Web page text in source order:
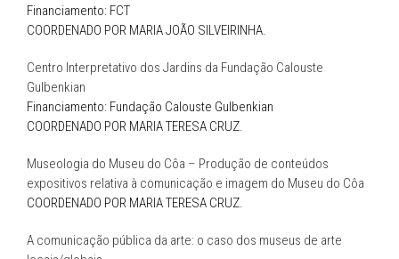
Financiamento: FCT
COORDENADO POR MARIA JOÃO SILVEIRINHA.
Centro Interpretativo dos Jardins da Fundação Calouste
Gulbenkian
Financiamento: Fundação Calouste Gulbenkian
COORDENADO POR MARIA TERESA CRUZ.
Museologia do Museu do Côa – Produção de conteúdos
expositivos relativa à comunicação e imagem do Museu do Côa
COORDENADO POR MARIA TERESA CRUZ.
A comunicação pública da arte: o caso dos museus de arte